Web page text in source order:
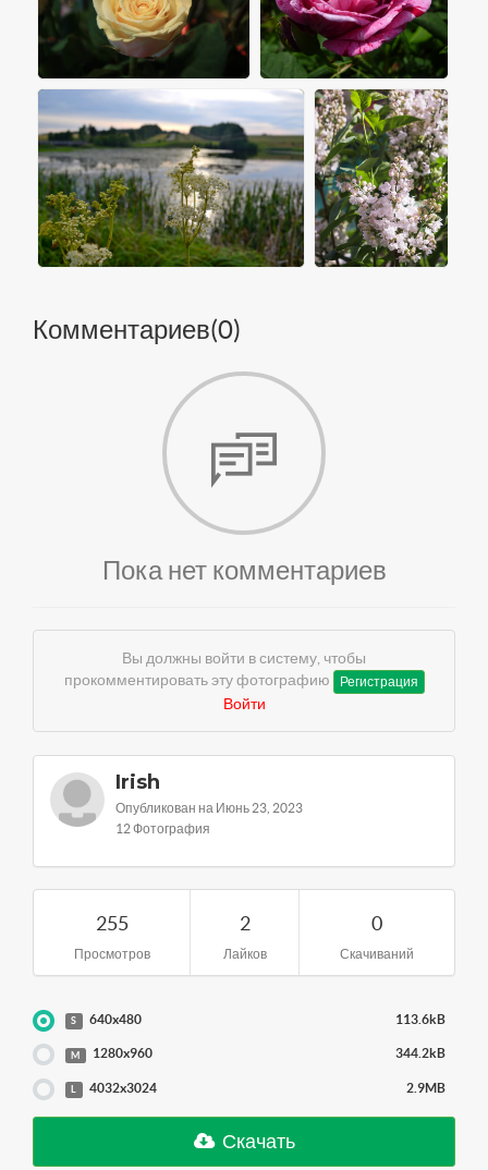
Комментариев(0)
Пока нет комментариев
Вы должны войти в систему, чтобы
прокомментировать эту фотографию
Регистрация
Войти
Irish
Опубликован на Июнь 23, 2023
12 Фотография
255
Просмотров
2
Лайков
0
Скачиваний
S 640x480 113.6kB
M 1280x960 344.2kB
4032x3024 2.9MB
Скачать